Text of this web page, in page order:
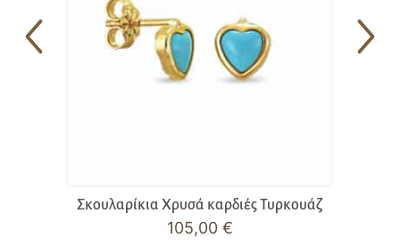
Σκουλαρίκια Χρυσά καρδιές Τυρκουάζ
105,00 €